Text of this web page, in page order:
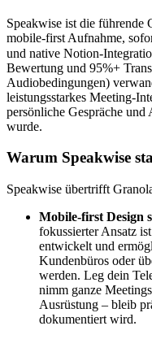
Speakwise ist die
mobile-first Aufnahme,
und native Notion-
Bewertung und 95%+
Audiobedingungen)
leistungsstarkes Meeting-
persönliche Gespräche
wurde.
Warum Speakwise
Speakwise übertrifft
Mobile-first Design
fokussierter Ansatz
entwickelt und
Kundenbüros oder
werden. Leg dein
nimm ganze
Ausrüstung – bleib
dokumentiert wird.